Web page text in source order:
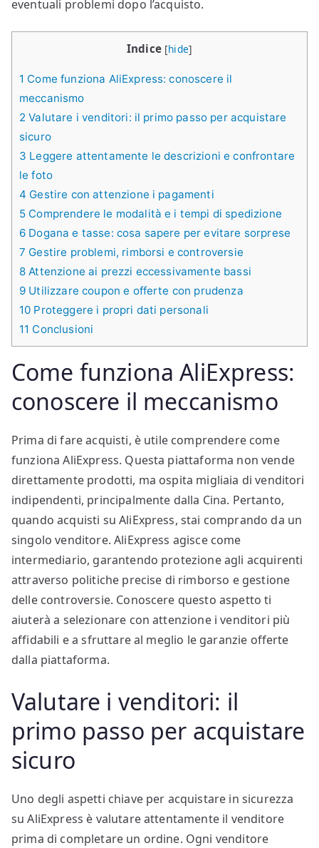
eventuali problemi dopo l’acquisto.
Indice [hide]
1 Come funziona AliExpress: conoscere il
meccanismo
2 Valutare i venditori: il primo passo per acquistare
sicuro
3 Leggere attentamente le descrizioni e confrontare
le foto
4 Gestire con attenzione i pagamenti
5 Comprendere le modalità e i tempi di spedizione
6 Dogana e tasse: cosa sapere per evitare sorprese
7 Gestire problemi, rimborsi e controversie
8 Attenzione ai prezzi eccessivamente bassi
9 Utilizzare coupon e offerte con prudenza
10 Proteggere i propri dati personali
11 Conclusioni
Come funziona AliExpress:
conoscere il meccanismo
Prima di fare acquisti, è utile comprendere come
funziona AliExpress. Questa piattaforma non vende
direttamente prodotti, ma ospita migliaia di venditori
indipendenti, principalmente dalla Cina. Pertanto,
quando acquisti su AliExpress, stai comprando da un
singolo venditore. AliExpress agisce come
intermediario, garantendo protezione agli acquirenti
attraverso politiche precise di rimborso e gestione
delle controversie. Conoscere questo aspetto ti
aiuterà a selezionare con attenzione i venditori più
affidabili e a sfruttare al meglio le garanzie offerte
dalla piattaforma.
Valutare i venditori: il
primo passo per acquistare
sicuro
Uno degli aspetti chiave per acquistare in sicurezza
su AliExpress è valutare attentamente il venditore
prima di completare un ordine. Ogni venditore